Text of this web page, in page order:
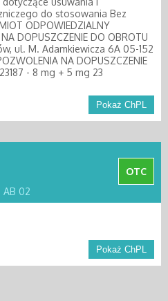
do stosowania Bez
ODPOWIEDZIALNY
DOPUSZCZENIE DO OBROTU
ul. M. Adamkiewicza 6A 05-152
NA DOPUSZCZENIE
- 8 mg + 5 mg 23
Pokaż ChPL
OTC
AB 02
Pokaż ChPL